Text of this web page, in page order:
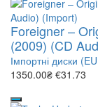
Foreigner –
(2009) (CD
Імпортні диски
1350.00₴ €31.73